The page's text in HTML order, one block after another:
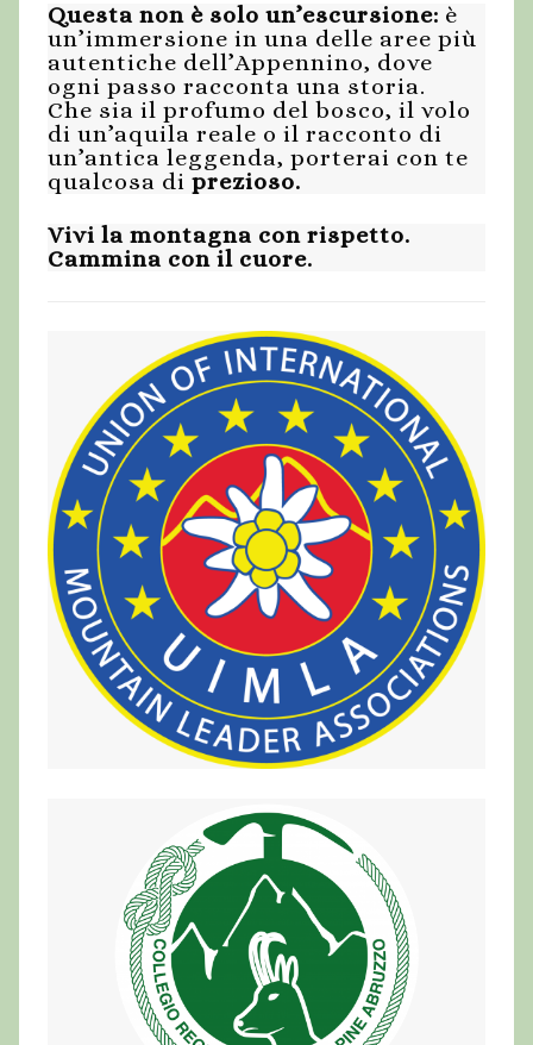
Questa non è solo un’escursione: è
un’immersione in una delle aree più
autentiche dell’Appennino, dove
ogni passo racconta una storia.
Che sia il profumo del bosco, il volo
di un’aquila reale o il racconto di
un’antica leggenda, porterai con te
qualcosa di prezioso.
Vivi la montagna con rispetto.
Cammina con il cuore.